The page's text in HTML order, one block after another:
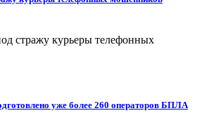
уже более 260 операторов БПЛА